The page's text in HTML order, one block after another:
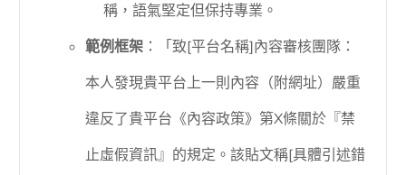
稱，語氣堅定但保持專業。
範例框架：「致[平台名稱]內容審核團隊：
本人發現貴平台上一則內容（附網址）嚴重
違反了貴平台《內容政策》第X條關於『禁
止虛假資訊』的規定。該貼文稱[具體引述錯